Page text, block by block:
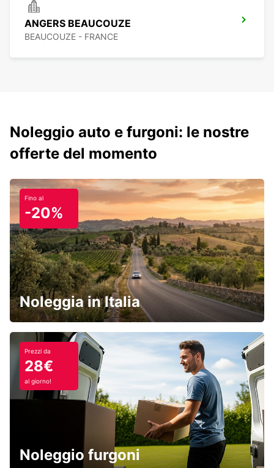
ANGERS BEAUCOUZE
BEAUCOUZE - FRANCE
Noleggio auto e furgoni: le nostre
offerte del momento
Fino al
-20%
Noleggia in Italia
Prezzi da
28€
al giorno!
Noleggio furgoni